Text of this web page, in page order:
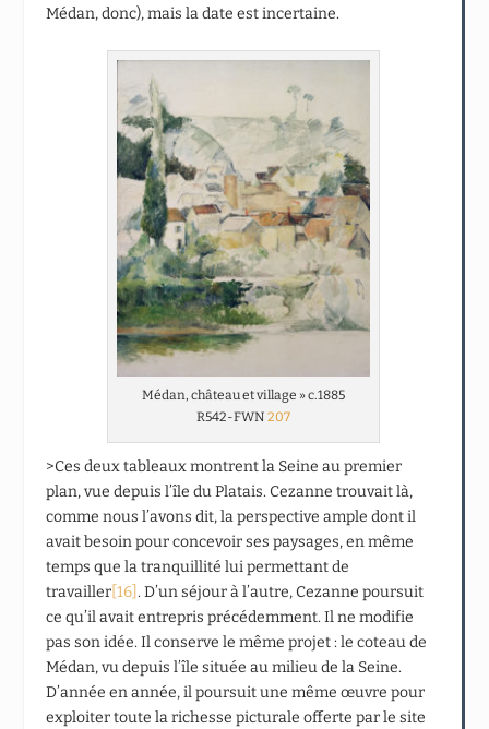
Médan, donc), mais la date est incertaine.
Médan, château et village » c.1885
R542-FWN 207
>Ces deux tableaux montrent la Seine au premier
plan, vue depuis l’île du Platais. Cezanne trouvait là,
comme nous l’avons dit, la perspective ample dont il
avait besoin pour concevoir ses paysages, en même
temps que la tranquillité lui permettant de
travailler [16]. D’un séjour à l’autre, Cezanne poursuit
ce qu’il avait entrepris précédemment. Il ne modifie
pas son idée. Il conserve le même projet : le coteau de
Médan, vu depuis l’île située au milieu de la Seine.
D’année en année, il poursuit une même œuvre pour
exploiter toute la richesse picturale offerte par le site